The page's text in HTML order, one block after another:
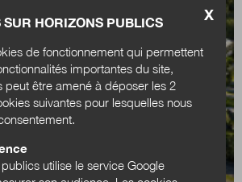
X
SUR HORIZONS PUBLICS
de fonctionnement qui permettent
importantes du site,
peut être amené à déposer les 2
suivantes pour lesquelles nous
utilise le service Google